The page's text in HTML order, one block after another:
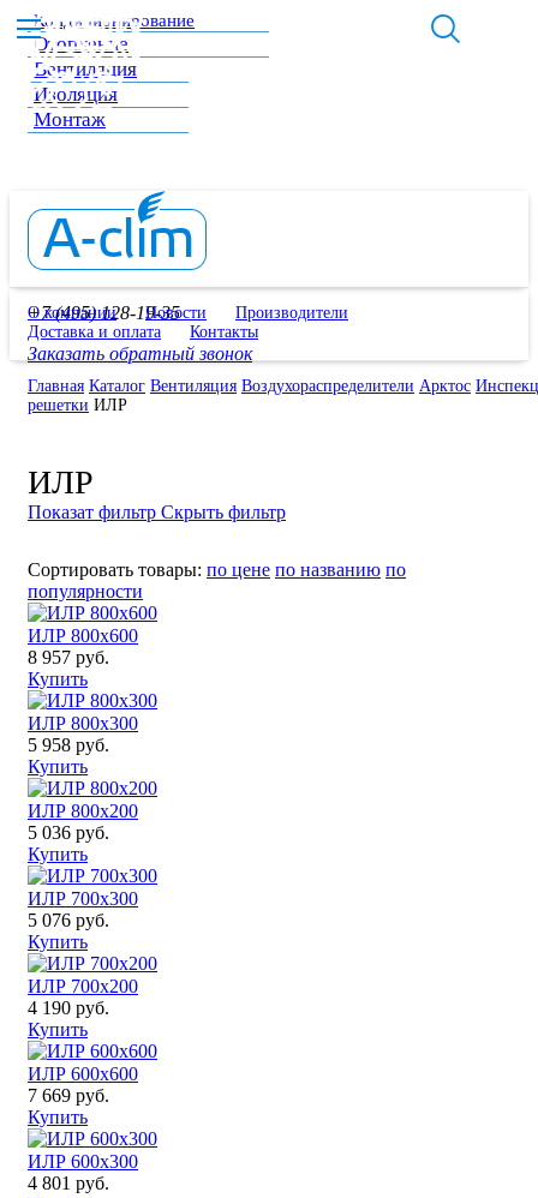
Кондиционирование
Отопление
Вентиляция
Изоляция
Монтаж
+7 (495) 128-19-35
Заказать обратный звонок
О компании Новости
Производители
Доставка и оплата
Контакты
Главная Каталог Вентиляция Воздухораспределители Арктос
решетки ИЛР
ИЛР
Показат фильтр Скрыть фильтр
Сортировать товары: по цене по названию по
популярности
ИЛР 800x600
8 957 руб.
Купить
ИЛР 800x300
5 958 руб.
Купить
ИЛР 800x200
5 036 руб.
Купить
ИЛР 700x300
5 076 руб.
Купить
ИЛР 700x200
4 190 руб.
Купить
ИЛР 600x600
7 669 руб.
Купить
ИЛР 600x300
4 801 руб.